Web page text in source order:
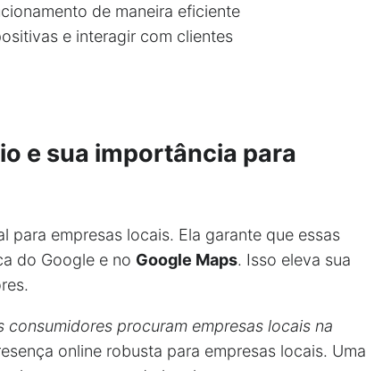
de maneira eficiente
e interagir com clientes
e sua importância para
para empresas locais. Ela garante que essas
do Google e no Google Maps. Isso eleva sua
consumidores procuram empresas locais na
online robusta para empresas locais. Uma